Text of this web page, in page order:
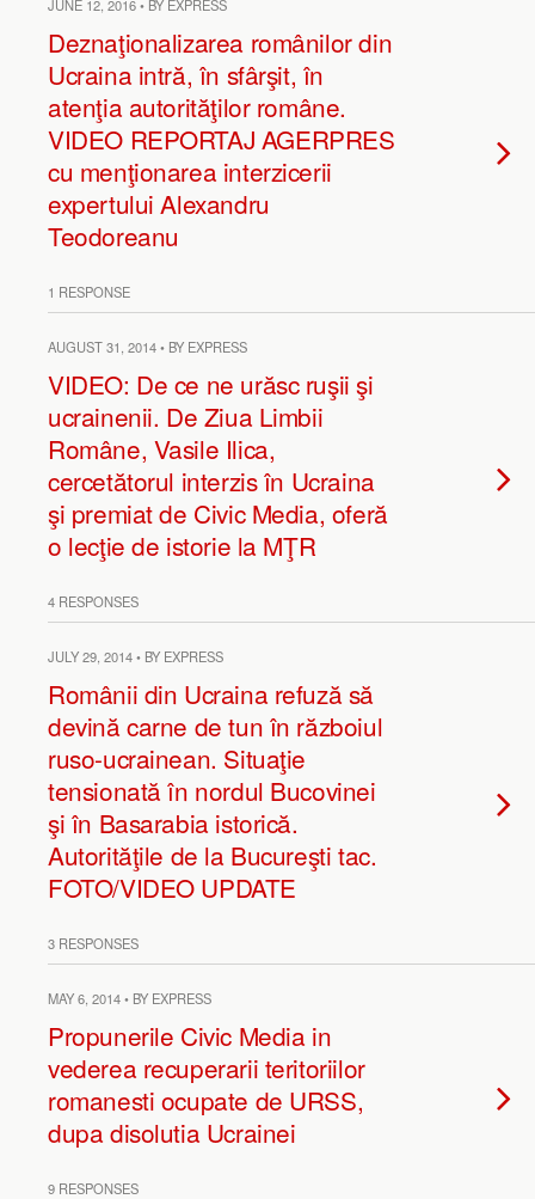
JUNE 12, 2016 • BY EXPRESS
Deznaţionalizarea românilor din
Ucraina intră, în sfârşit, în
atenţia autorităţilor române.
VIDEO REPORTAJ AGERPRES
cu menţionarea interzicerii
expertului Alexandru
Teodoreanu
1 RESPONSE
AUGUST 31, 2014 • BY EXPRESS
VIDEO: De ce ne urăsc ruşii şi
ucrainenii. De Ziua Limbii
Române, Vasile Ilica,
cercetătorul interzis în Ucraina
şi premiat de Civic Media, oferă
o lecţie de istorie la MŢR
4 RESPONSES
JULY 29, 2014 • BY EXPRESS
Românii din Ucraina refuză să
devină carne de tun în războiul
ruso-ucrainean. Situaţie
tensionată în nordul Bucovinei
şi în Basarabia istorică.
Autorităţile de la Bucureşti tac.
FOTO/VIDEO UPDATE
3 RESPONSES
MAY 6, 2014 • BY EXPRESS
Propunerile Civic Media in
vederea recuperarii teritoriilor
romanesti ocupate de URSS,
dupa disolutia Ucrainei
9 RESPONSES